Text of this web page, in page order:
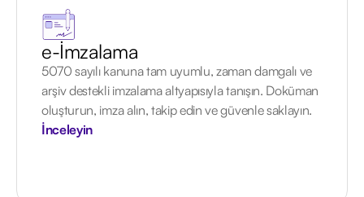
e-İmzalama
5070 sayılı kanuna tam uyumlu, zaman damgalı ve
arşiv destekli imzalama altyapısıyla tanışın. Doküman
oluşturun, imza alın, takip edin ve güvenle saklayın.
İnceleyin